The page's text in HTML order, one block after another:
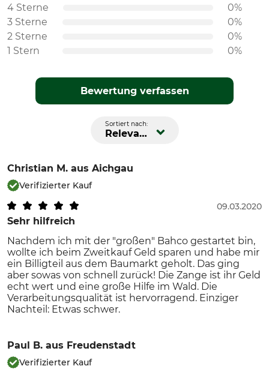
4 Sterne
0%
3 Sterne
0%
2 Sterne
0%
1 Stern
0%
Bewertung verfassen
Sortiert nach:
Relevanz
Christian M. aus Aichgau
Verifizierter Kauf
Sehr hilfreich
09.03.2020
Nachdem ich mit der "großen" Bahco gestartet bin,
wollte ich beim Zweitkauf Geld sparen und habe mir
ein Billigteil aus dem Baumarkt geholt. Das ging
aber sowas von schnell zurück! Die Zange ist ihr Geld
echt wert und eine große Hilfe im Wald. Die
Verarbeitungsqualität ist hervorragend. Einziger
Nachteil: Etwas schwer.
Paul B. aus Freudenstadt
Verifizierter Kauf